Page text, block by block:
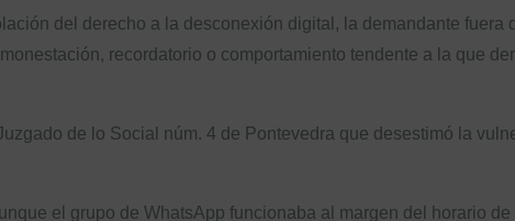
del derecho a la desconexión digital, la demandante fuera
recordatorio o comportamiento tendente a la que
de lo Social núm. 4 de Pontevedra que desestimó la
el grupo de WhatsApp funcionaba al margen del horario de